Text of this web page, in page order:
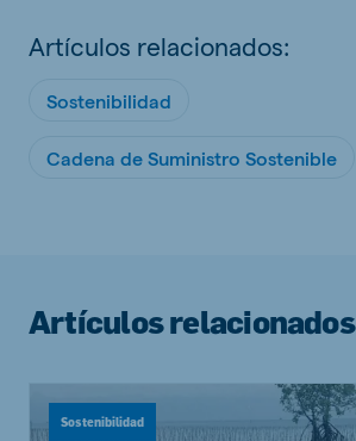
Artículos relacionados:
Sostenibilidad
Cadena de Suministro Sostenible
Artículos relacionados
Sostenibilidad